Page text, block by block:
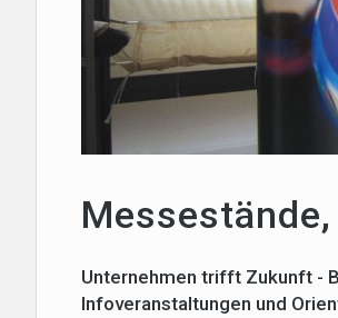
Unternehmen trifft Zukunft -
Infoveranstaltungen und